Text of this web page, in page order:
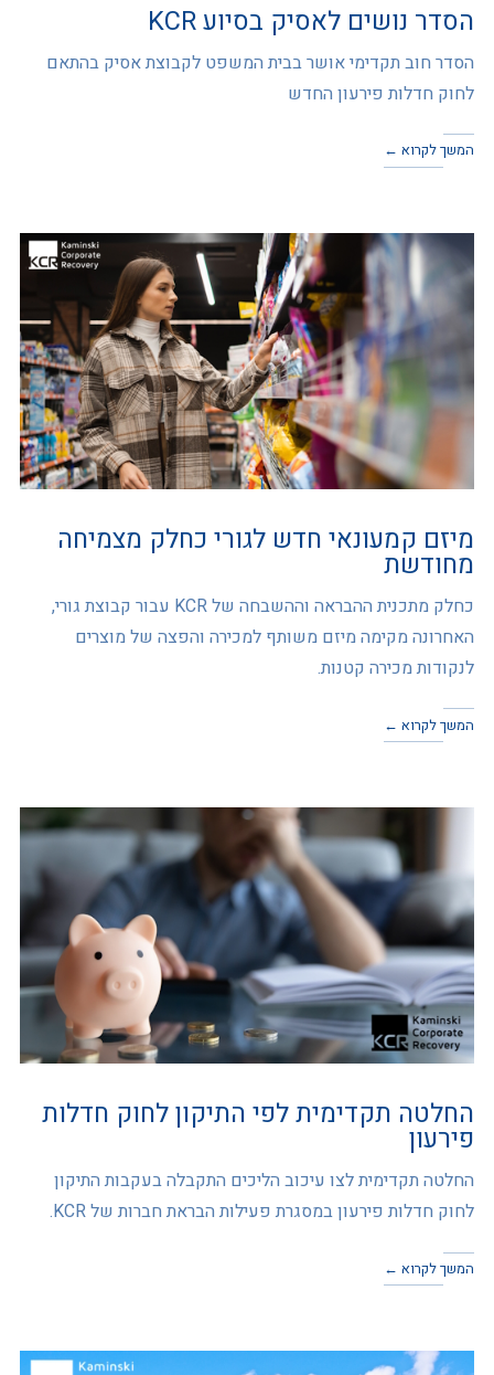
הסדר נושים לאסיק בסיוע KCR
הסדר חוב תקדימי אושר בבית המשפט לקבוצת אסיק בהתאם
לחוק חדלות פירעון החדש
המשך לקרוא ←
מיזם קמעונאי חדש לגורי כחלק מצמיחה
מחודשת
כחלק מתכנית ההבראה וההשבחה של KCR עבור קבוצת גורי,
האחרונה מקימה מיזם משותף למכירה והפצה של מוצרים
לנקודות מכירה קטנות.
המשך לקרוא ←
החלטה תקדימית לפי התיקון לחוק חדלות
פירעון
החלטה תקדימית לצו עיכוב הליכים התקבלה בעקבות התיקון
לחוק חדלות פירעון במסגרת פעילות הבראת חברות של KCR.
המשך לקרוא ←